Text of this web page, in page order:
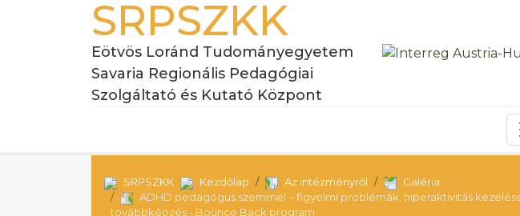
SRPSZKK
Eötvös Loránd Tudományegyetem
Savaria Regionális Pedagógiai
Szolgáltató és Kutató Központ
SRPSZKK Kezdőlap Az intézményről
Galéria
ADHD pedagógus szemmel – figyelmi problémák, hiperaktivitás
továbbképzés - Bounce Back program